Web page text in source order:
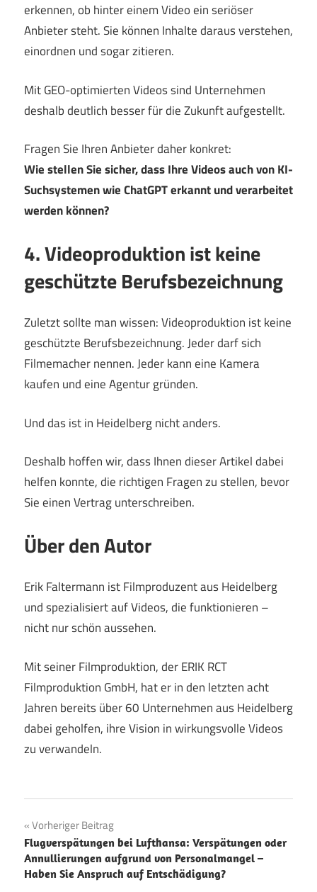
erkennen, ob hinter einem Video ein seriöser
Anbieter steht. Sie können Inhalte daraus verstehen,
einordnen und sogar zitieren.
Mit GEO-optimierten Videos sind Unternehmen
deshalb deutlich besser für die Zukunft aufgestellt.
Fragen Sie Ihren Anbieter daher konkret:
Wie stellen Sie sicher, dass Ihre Videos auch von KI-
Suchsystemen wie ChatGPT erkannt und verarbeitet
werden können?
4. Videoproduktion ist keine
geschützte Berufsbezeichnung
Zuletzt sollte man wissen: Videoproduktion ist keine
geschützte Berufsbezeichnung. Jeder darf sich
Filmemacher nennen. Jeder kann eine Kamera
kaufen und eine Agentur gründen.
Und das ist in Heidelberg nicht anders.
Deshalb hoffen wir, dass Ihnen dieser Artikel dabei
helfen konnte, die richtigen Fragen zu stellen, bevor
Sie einen Vertrag unterschreiben.
Über den Autor
Erik Faltermann ist Filmproduzent aus Heidelberg
und spezialisiert auf Videos, die funktionieren –
nicht nur schön aussehen.
Mit seiner Filmproduktion, der ERIK RCT
Filmproduktion GmbH, hat er in den letzten acht
Jahren bereits über 60 Unternehmen aus Heidelberg
dabei geholfen, ihre Vision in wirkungsvolle Videos
zu verwandeln.
Beitragsnavigation
Vorheriger Beitrag
Flugverspätungen bei Lufthansa: Verspätungen oder
Annullierungen aufgrund von Personalmangel –
Haben Sie Anspruch auf Entschädigung?